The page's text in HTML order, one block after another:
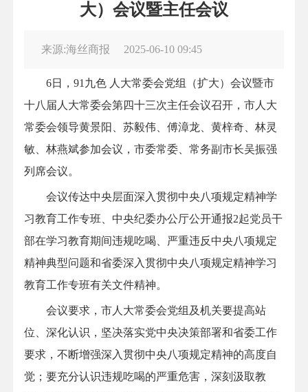
大）会议暨主任会议
来源:海丝商报 2025-06-10 09:45
6日，91九色 人大常委会党组（扩大）会议暨市
十八届人大常委会第四十三次主任会议召开，市人大
常委会领导黄景阳、苏毅伟、傅漳龙、黄梓奇、林灵
敏、林燕斌参加会议，市委常委、常务副市长吴振强
列席会议。
会议传达中央层面深入贯彻中央八项规定精神学
习教育工作专班、中央纪委办公厅公开通报2起党员干
部在学习教育期间违规吃喝、严重违反中央八项规定
精神典型问题和省委深入贯彻中央八项规定精神学习
教育工作专班有关文件精神。
会议要求，市人大常委会党组及机关要提高站
位、深化认识，坚决落实党中央决策部署和省委工作
要求，不断增强深入贯彻中央八项规定精神的高度自
觉；要充分认识违规吃喝的严重危害，深刻汲取教